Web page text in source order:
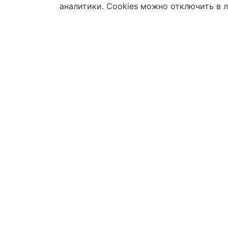
аналитики. Cookies можно отключить в